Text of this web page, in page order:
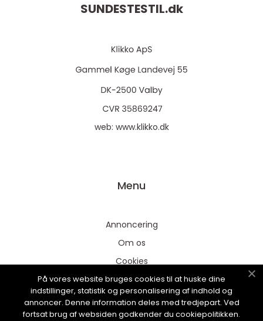
SUNDESTESTIL.dk
web: www.klikko.dk
Menu
Annoncering
Om os
Cookies
Kontakt os
Sitemap
På vores website bruges cookies til at huske dine
indstillinger, statistik og personalisering af indhold og
annoncer. Denne information deles med tredjepart. Ved
fortsat brug af websiden godkender du cookiepolitikken.